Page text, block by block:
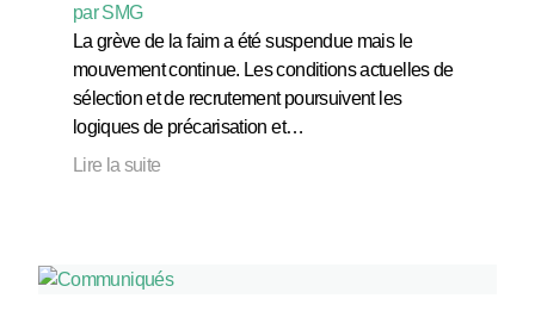
par SMG
La grève de la faim a été suspendue mais le
mouvement continue. Les conditions actuelles de
sélection et de recrutement poursuivent les
logiques de précarisation et…
Lire la suite